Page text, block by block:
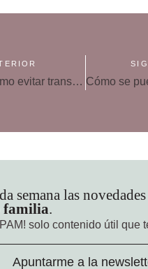
Cómo evitar transmitir ansiedad a nuestros hijos
semana las
familia.
solo contenido útil que
Apuntarme a la